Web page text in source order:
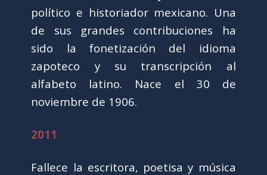
político e historiador mexicano. Una
de sus grandes contribuciones ha
sido la fonetización del idioma
zapoteco y su transcripción al
alfabeto latino. Nace el 30 de
noviembre de 1906.
2011
Fallece la escritora, poetisa y música